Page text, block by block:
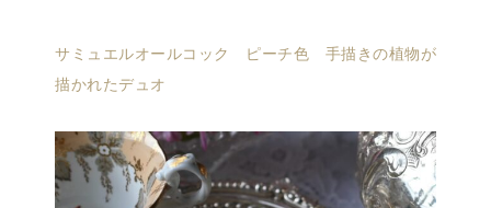
サミュエルオールコック ピーチ色 手描きの植物が
描かれたデュオ